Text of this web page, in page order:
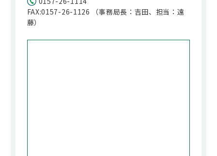
FAX:0157-26-1126 （事務局長：吉田、担当：遠
藤）